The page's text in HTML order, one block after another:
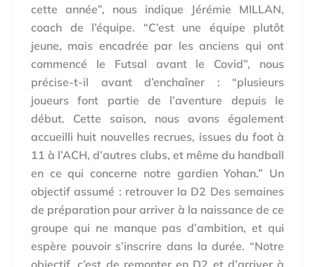
cette année”, nous indique Jérémie MILLAN,
coach de l’équipe. “C’est une équipe plutôt
jeune, mais encadrée par les anciens qui ont
commencé le Futsal avant le Covid”, nous
précise-t-il avant d’enchaîner : “plusieurs
joueurs font partie de l’aventure depuis le
début. Cette saison, nous avons également
accueilli huit nouvelles recrues, issues du foot à
11 à l’ACH, d’autres clubs, et même du handball
en ce qui concerne notre gardien Yohan.” Un
objectif assumé : retrouver la D2 Des semaines
de préparation pour arriver à la naissance de ce
groupe qui ne manque pas d’ambition, et qui
espère pouvoir s’inscrire dans la durée. “Notre